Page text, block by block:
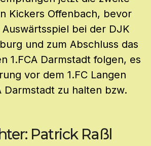
Kickers Offenbach, bevor
bei der DJK
und zum Abschluss das
1.FCA Darmstadt folgen, es
vor dem 1.FC Langen
Darmstadt zu halten bzw.
Patrick Raßl